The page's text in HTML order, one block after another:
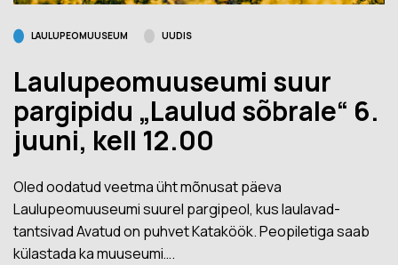
LAULUPEOMUUSEUM UUDIS
Laulupeomuuseumi suur
pargipidu „Laulud sõbrale“ 6.
juuni, kell 12.00
Oled oodatud veetma üht mõnusat päeva
Laulupeomuuseumi suurel pargipeol, kus laulavad-
tantsivad Avatud on puhvet Kataköök. Peopiletiga saab
külastada ka muuseumi….